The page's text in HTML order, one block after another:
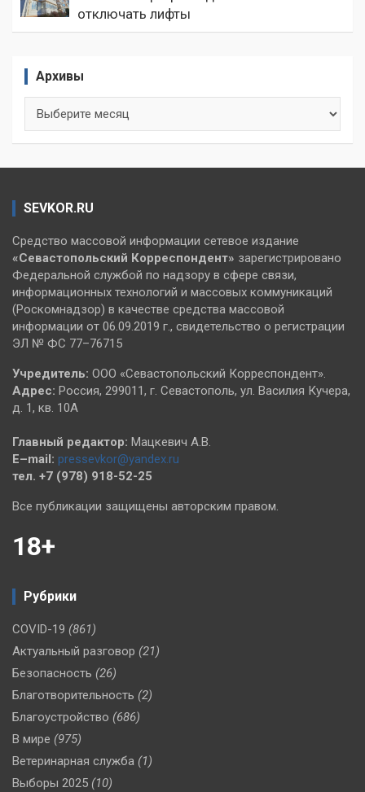
отключать лифты
Архивы
SEVKOR.RU
Средство массовой информации сетевое издание
«Севастопольский Корреспондент» зарегистрировано
Федеральной службой по надзору в сфере связи,
информационных технологий и массовых коммуникаций
(Роскомнадзор) в качестве средства массовой
информации от 06.09.2019 г., свидетельство о регистрации
ЭЛ № ФС 77–76715
Учредитель: ООО «Севастопольский Корреспондент».
Адрес: Россия, 299011, г. Севастополь, ул. Василия Кучера,
д. 1, кв. 10А
Главный редактор: Мацкевич А.В.
E–mail: pressevkor@yandex.ru
тел. +7 (978) 918-52-25
Все публикации защищены авторским правом.
18+
Рубрики
COVID-19 (861)
Актуальный разговор (21)
Безопасность (26)
Благотворительность (2)
Благоустройство (686)
В мире (975)
Ветеринарная служба (1)
Выборы 2025 (10)